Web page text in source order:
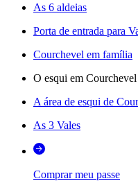
As 6 aldeias
Porta de entrada para
Courchevel em família
O esqui em Courchevel
A área de esqui de
As 3 Vales
Comprar meu passe